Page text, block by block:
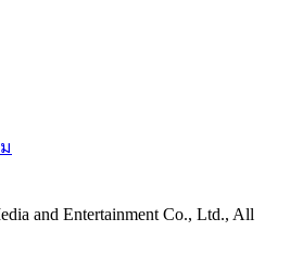
and Entertainment Co., Ltd., All